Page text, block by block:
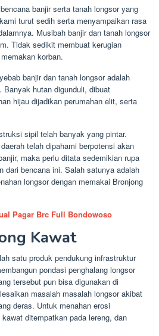
banjir serta tanah longsor yang
turut sedih serta menyampaikan rasa
Musibah banjir dan tanah longsor
Tidak sedikit membuat kerugian
korban.
banjir dan tanah longsor adalah
hutan digunduli, dibuat
hijau dijadikan perumahan elit, serta
sipil telah banyak yang pintar.
telah dipahami berpotensi akan
maka perlu ditata sedemikian rupa
dari bencana ini. Salah satunya adalah
longsor dengan memakai Bronjong
Pagar Brc Full Bondowoso
Kawat
satu produk pendukung infrastruktur
pondasi penghalang longsor
tersebut pun bisa digunakan di
masalah masalah longsor akibat
deras. Untuk menahan erosi
ditempatkan pada lereng, dan